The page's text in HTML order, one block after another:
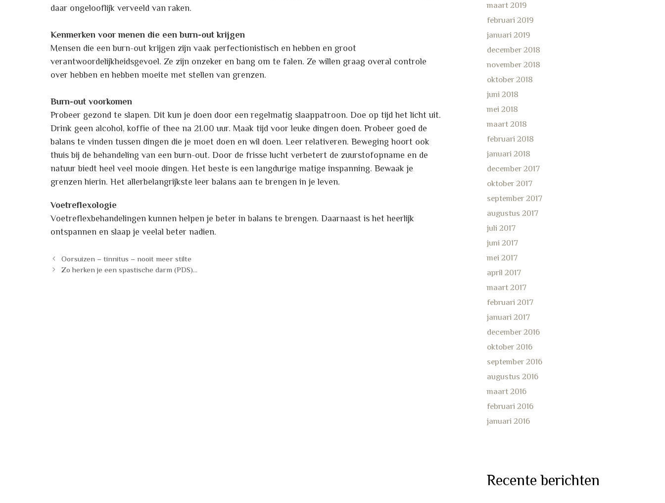
daar ongelooflijk verveeld van raken.
Kenmerken voor menen die een burn-out krijgen
Mensen die een burn-out krijgen zijn vaak perfectionistisch en hebben en groot
verantwoordelijkheidsgevoel. Ze zijn onzeker en bang om te falen. Ze willen graag overal controle
over hebben en hebben moeite met stellen van grenzen.
Burn-out voorkomen
Probeer gezond te slapen. Dit kun je doen door een regelmatig slaappatroon. Doe op tijd het licht uit.
Drink geen alcohol, koffie of thee na 21.00 uur. Maak tijd voor leuke dingen doen. Probeer goed de
balans te vinden tussen dingen die je moet doen en wil doen. Leer relativeren. Beweging hoort ook
thuis bij de behandeling van een burn-out. Door de frisse lucht verbetert de zuurstofopname en de
natuur biedt heel veel mooie dingen. Het beste is een langdurige matige inspanning. Bewaak je
grenzen hierin. Het allerbelangrijkste leer balans aan te brengen in je leven.
Voetreflexologie
Voetreflexbehandelingen kunnen helpen je beter in balans te brengen. Daarnaast is het heerlijk
ontspannen en slaap je veelal beter nadien.
Oorsuizen – tinnitus – nooit meer stilte
Zo herken je een spastische darm (PDS)…
maart 2019
februari 2019
januari 2019
december 2018
november 2018
oktober 2018
juni 2018
mei 2018
maart 2018
februari 2018
januari 2018
december 2017
oktober 2017
september 2017
augustus 2017
juli 2017
juni 2017
mei 2017
april 2017
maart 2017
februari 2017
januari 2017
december 2016
oktober 2016
september 2016
augustus 2016
maart 2016
februari 2016
januari 2016
Recente berichten